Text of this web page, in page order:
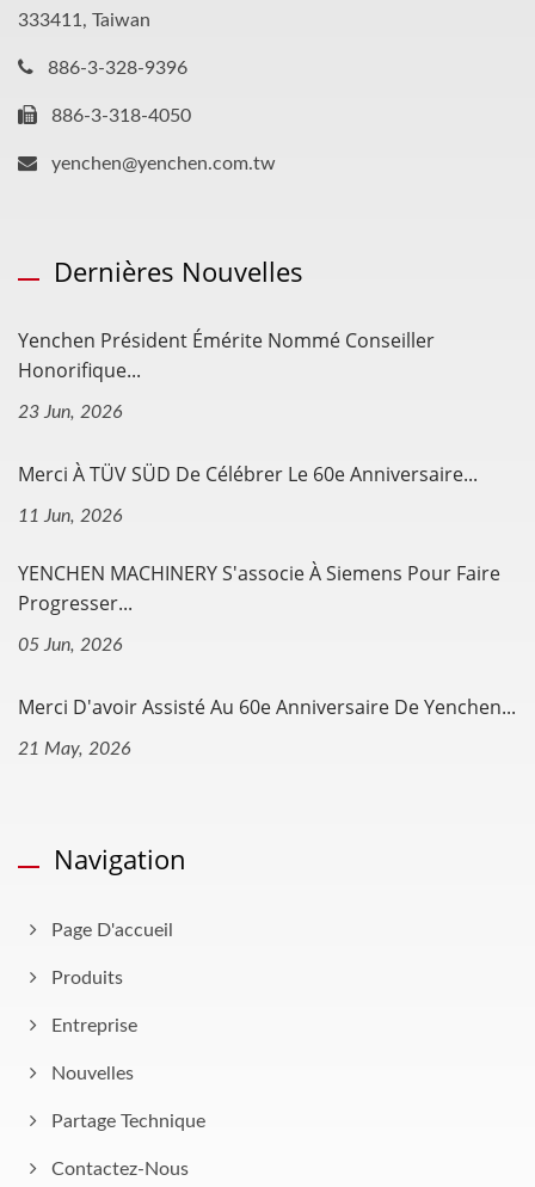
333411, Taiwan
886-3-328-9396
886-3-318-4050
yenchen@yenchen.com.tw
Dernières Nouvelles
Yenchen Président Émérite Nommé Conseiller
Honorifique...
23 Jun, 2026
Merci À TÜV SÜD De Célébrer Le 60e Anniversaire...
11 Jun, 2026
YENCHEN MACHINERY S'associe À Siemens Pour Faire
Progresser...
05 Jun, 2026
Merci D'avoir Assisté Au 60e Anniversaire De Yenchen...
21 May, 2026
Navigation
Page D'accueil
Produits
Entreprise
Nouvelles
Partage Technique
Contactez-Nous